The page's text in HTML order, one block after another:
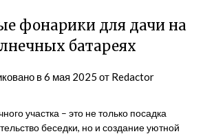
фонарики для дачи на
батареях
в6 мая 2025 от Redactor
участка – это не только посадка
беседки, но и создание уютной